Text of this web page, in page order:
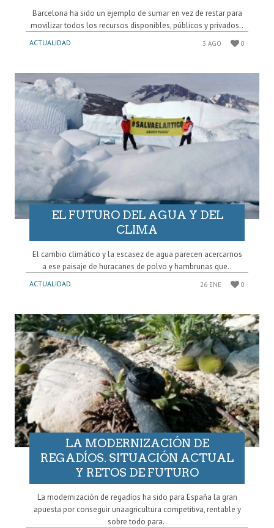
Barcelona ha sido un ejemplo de sumar en vez de restar para
movilizar todos los recursos disponibles, públicos y privados..
ACTUALIDAD 3 AGO 0
EL FUTURO DEL AGUA Y DEL
CLIMA
El cambio climático y la escasez de agua parecen acercarnos
a ese paisaje de huracanes de polvo y hambrunas que..
ACTUALIDAD 26 ENE 0
LA MODERNIZACIÓN DE
REGADÍOS. SITUACIÓN ACTUAL
Y RETOS DE FUTURO
La modernización de regadíos ha sido para España la gran
apuesta por conseguir unaagricultura competitiva, rentable y
sobre todo para..